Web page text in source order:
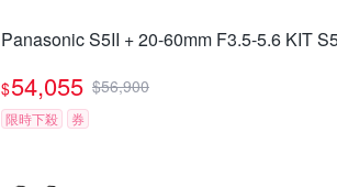
Panasonic S5II + 20-60mm F3.5-5.6 KIT
$54,055 $56,900
限時下殺 券